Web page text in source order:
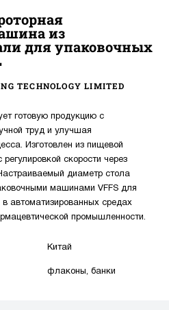
из
для упаковочных
TECHNOLOGY LIMITED
готовую продукцию с
труд и улучшая
Изготовлен из пищевой
скорости через
диаметр стола
машинами VFFS для
автоматизированных средах
промышленности.
Китай
флаконы, банки